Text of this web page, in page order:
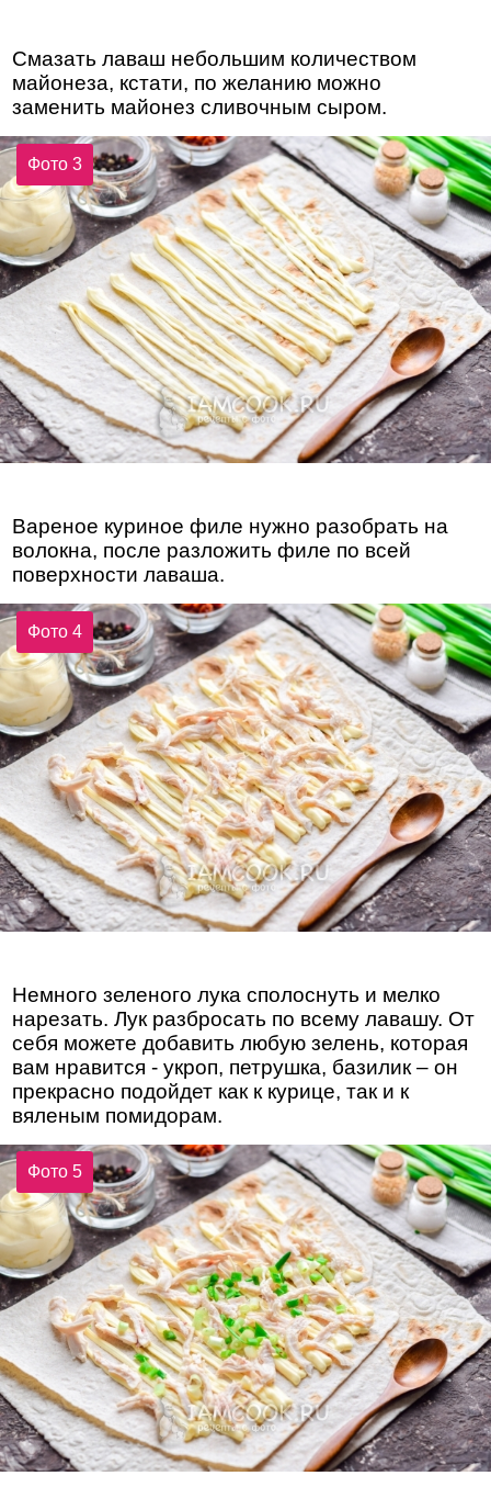
Смазать лаваш небольшим количеством
майонеза, кстати, по желанию можно
заменить майонез сливочным сыром.
Фото 3
Вареное куриное филе нужно разобрать на
волокна, после разложить филе по всей
поверхности лаваша.
Фото 4
Немного зеленого лука сполоснуть и мелко
нарезать. Лук разбросать по всему лавашу. От
себя можете добавить любую зелень, которая
вам нравится - укроп, петрушка, базилик – он
прекрасно подойдет как к курице, так и к
вяленым помидорам.
Фото 5